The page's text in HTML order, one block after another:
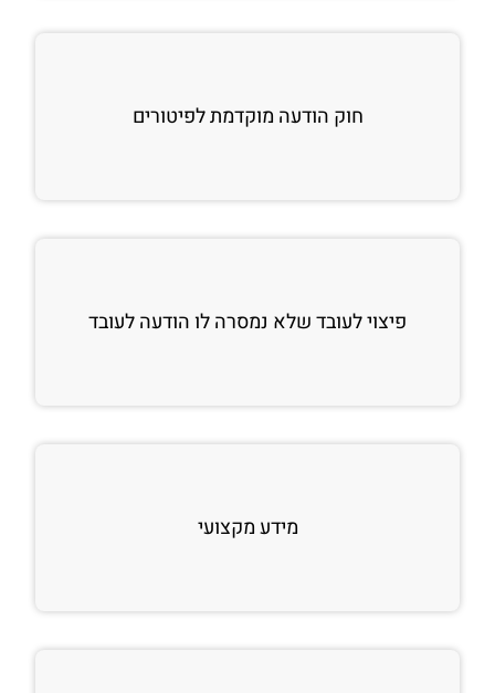
חוק הודעה מוקדמת לפיטורים
פיצוי לעובד שלא נמסרה לו הודעה לעובד
מידע מקצועי